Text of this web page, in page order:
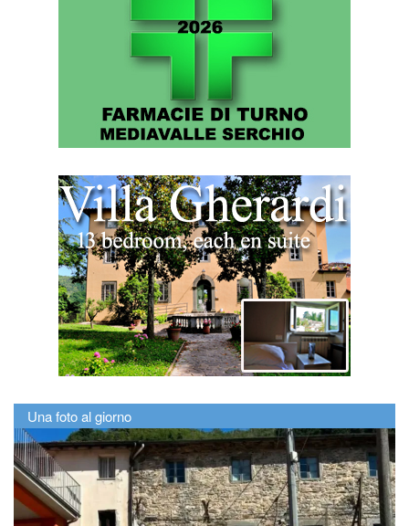
Una foto al giorno